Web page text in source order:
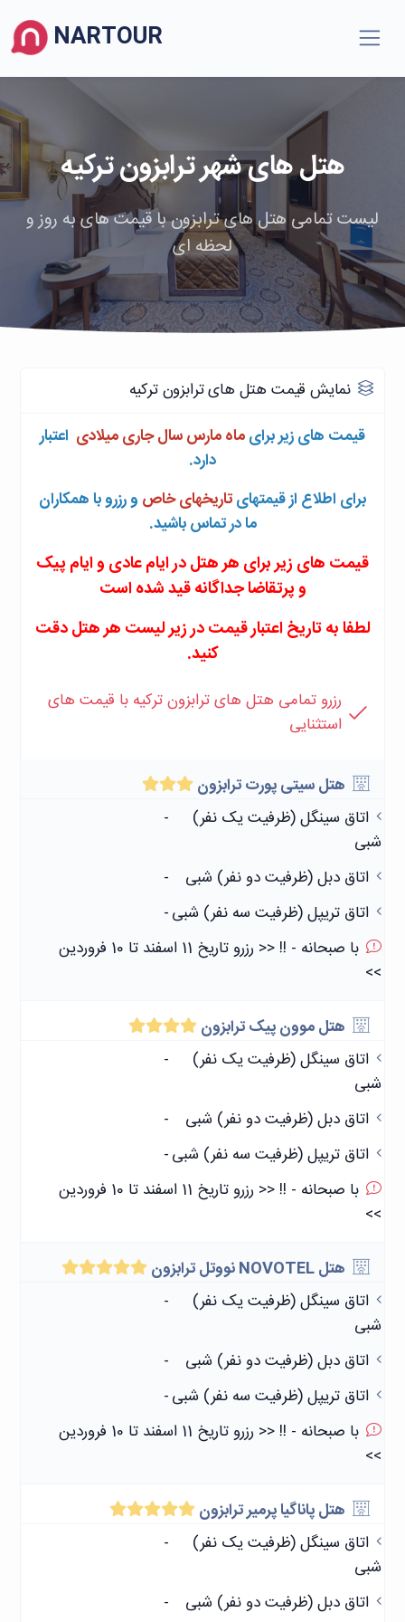
NARTOUR
هتل های شهر ترابزون ترکیه
لیست تمامی هتل های ترابزون با قیمت های به روز و
لحظه ای
نمایش قیمت هتل های ترابزون ترکیه
قیمت های زیر برایماه مارس سال جاری میلادی اعتبار
دارد.
برای اطلاع از قیمتهایتاریخهای خاص و رزرو با همکاران
ما در تماس باشید.
قیمت های زیر برای هر هتل در ایام عادی و ایام پیک
و پرتقاضا جداگانه قید شده است
لطفا به تاریخ اعتبار قیمت در زیر لیست هر هتل دقت
کنید.
رزرو تمامی هتل های ترابزون ترکیه با قیمت های
استثنایی
هتل سیتی پورت ترابزون
اتاق سینگل (ظرفیت یک نفر)
شبی
-
اتاق دبل (ظرفیت دو نفر) شبی
-
اتاق تریپل (ظرفیت سه نفر) شبی-
با صبحانه - !! << رزرو تاریخ 11 اسفند تا 10 فروردین
>>
هتل موون پیک ترابزون
اتاق سینگل (ظرفیت یک نفر)
شبی
-
اتاق دبل (ظرفیت دو نفر) شبی
-
اتاق تریپل (ظرفیت سه نفر) شبی-
با صبحانه - !! << رزرو تاریخ 11 اسفند تا 10 فروردین
>>
هتل NOVOTEL نووتل ترابزون
اتاق سینگل (ظرفیت یک نفر)
شبی
-
اتاق دبل (ظرفیت دو نفر) شبی
-
اتاق تریپل (ظرفیت سه نفر) شبی-
با صبحانه - !! << رزرو تاریخ 11 اسفند تا 10 فروردین
>>
هتل پاناگیا پرمیر ترابزون
اتاق سینگل (ظرفیت یک نفر)
شبی
-
اتاق دبل (ظرفیت دو نفر) شبی -